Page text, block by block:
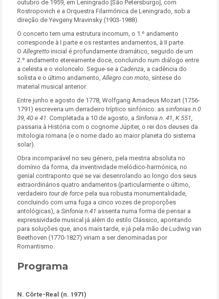
outubro de 1959, em Leningrado [São Petersburgo], com
Rostropovich e a Orquestra Filarmónica de Leningrado, sob a
direção de Yevgeny Mravinsky (1903-1988).
O concerto tem uma estrutura incomum, o 1.º andamento
corresponde à I parte e os restantes andamentos, à II parte.
OAllegretto inicial é profundamente dramático, seguido de um
2.º andamento etereamente doce, concluindo num diálogo entre
a celesta e o violoncelo. Segue-se a Cadenza, a cadência do
solista e o último andamento,Allegro con moto, síntese do
material musical anterior.
Entre junho e agosto de 1778, Wolfgang Amadeus Mozart (1756-
1791) escreveria um derradeiro tríptico sinfónico: as sinfonias n.0
39, 40 e 41. Completada a 10 de agosto, a Sinfonia n. 41, K.551,
passaria à História com o cognome Júpiter, o rei dos deuses da
mitologia romana (e o nome dado ao maior planeta do sistema
solar).
Obra incomparável no seu género, pela mestria absoluta no
domínio da forma, da inventividade melódico-harmónica, no
genial contraponto que se vai desenrolando ao longo dos seus
extraordinários quatro andamentos (particularmente o último,
verdadeiro tour de force pela sua robusta monumentalidade,
concluindo com uma fuga a cinco vozes de proporções
antológicas), a Sinfonia n.41 assenta numa forma de pensar a
expressividade musical já além do estilo Clássico, apontando
para soluções que, anos mais tarde, e já pela mão de Ludwig van
Beethoven (1770-1827) viriam a ser denominadas por
Romantismo.
Programa
N. Côrte-Real (n. 1971)